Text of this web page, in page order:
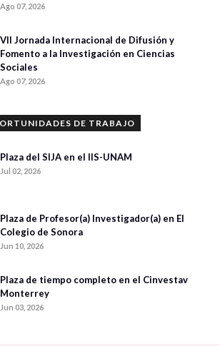
Ago 07, 2026
VII Jornada Internacional de Difusión y
Fomento a la Investigación en Ciencias
Sociales
Ago 07, 2026
DE TRABAJO
Plaza del SIJA en el IIS-UNAM
Jul 02, 2026
Plaza de Profesor(a) Investigador(a) en El
Colegio de Sonora
Jun 10, 2026
Plaza de tiempo completo en el Cinvestav
Monterrey
Jun 03, 2026